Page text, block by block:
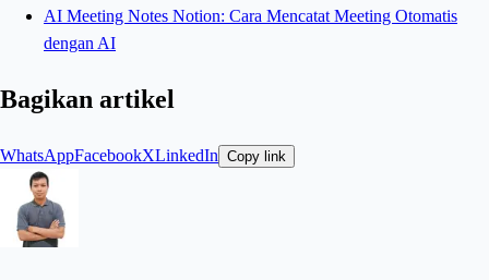
AI Meeting Notes Notion: Cara Mencatat Meeting Otomatis
dengan AI
Bagikan artikel
WhatsAppFacebookXLinkedIn Copy link